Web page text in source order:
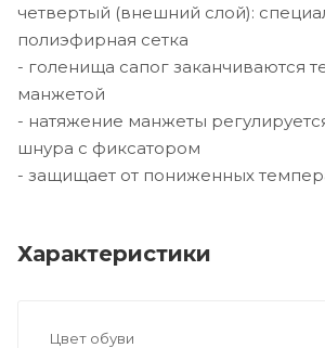
четвертый (внешний слой):
полиэфирная сетка
- голенища сапог заканчиваются
манжетой
- натяжение манжеты
шнура с фиксатором
- защищает от пониженных
Характеристики
Цвет обуви